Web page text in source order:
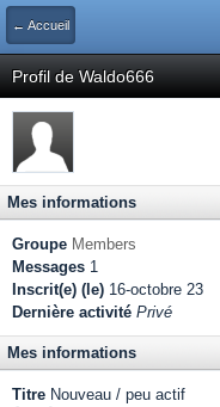
← Accueil
Profil de Waldo666
Mes informations
Groupe Members
Messages 1
Inscrit(e) (le) 16-octobre 23
Dernière activité Privé
Mes informations
Titre Nouveau / peu actif